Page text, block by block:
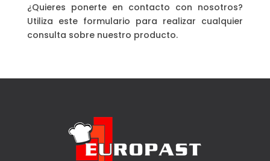
¿Quieres ponerte en contacto con nosotros?
Utiliza este formulario para realizar cualquier
consulta sobre nuestro producto.